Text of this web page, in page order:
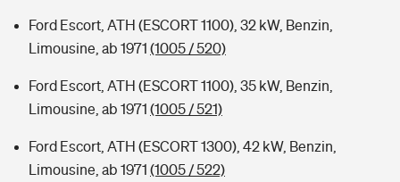
Ford Escort, ATH (ESCORT 1100), 32 kW, Benzin,
Limousine, ab 1971 (1005 / 520)
Ford Escort, ATH (ESCORT 1100), 35 kW, Benzin,
Limousine, ab 1971 (1005 / 521)
Ford Escort, ATH (ESCORT 1300), 42 kW, Benzin,
Limousine, ab 1971 (1005 / 522)